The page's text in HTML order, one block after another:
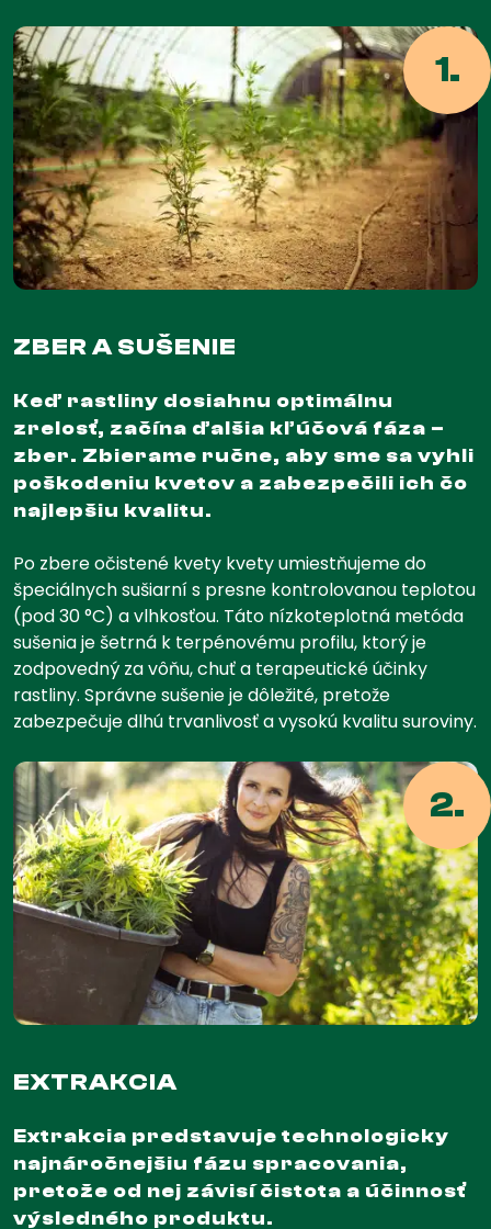
1.
ZBER A SUŠENIE
Keď rastliny dosiahnu optimálnu
zrelosť, začína ďalšia kľúčová fáza –
zber. Zbierame ručne, aby sme sa vyhli
poškodeniu kvetov a zabezpečili ich čo
najlepšiu kvalitu.
Po zbere očistené kvety kvety umiestňujeme do
špeciálnych sušiarní s presne kontrolovanou teplotou
(pod 30 °C) a vlhkosťou. Táto nízkoteplotná metóda
sušenia je šetrná k terpénovému profilu, ktorý je
zodpovedný za vôňu, chuť a terapeutické účinky
rastliny. Správne sušenie je dôležité, pretože
zabezpečuje dlhú trvanlivosť a vysokú kvalitu suroviny.
2.
EXTRAKCIA
Extrakcia predstavuje technologicky
najnáročnejšiu fázu spracovania,
pretože od nej závisí čistota a účinnosť
výsledného produktu.